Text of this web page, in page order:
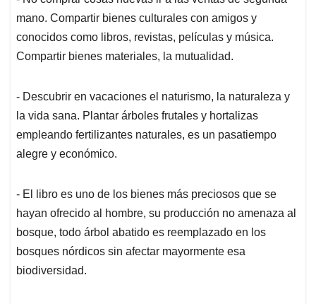
mano. Compartir bienes culturales con amigos y
conocidos como libros, revistas, películas y música.
Compartir bienes materiales, la mutualidad.
- Descubrir en vacaciones el naturismo, la naturaleza y
la vida sana. Plantar árboles frutales y hortalizas
empleando fertilizantes naturales, es un pasatiempo
alegre y económico.
- El libro es uno de los bienes más preciosos que se
hayan ofrecido al hombre, su producción no amenaza al
bosque, todo árbol abatido es reemplazado en los
bosques nórdicos sin afectar mayormente esa
biodiversidad.